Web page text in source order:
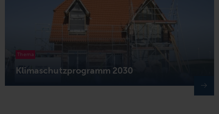
Klimaschutzprogramm 2030
Thema